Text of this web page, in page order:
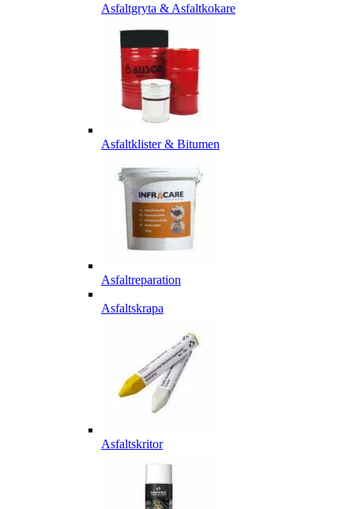
Asfaltgryta & Asfaltkokare
Asfaltklister & Bitumen
Asfaltreparation
Asfaltskrapa
Asfaltskritor